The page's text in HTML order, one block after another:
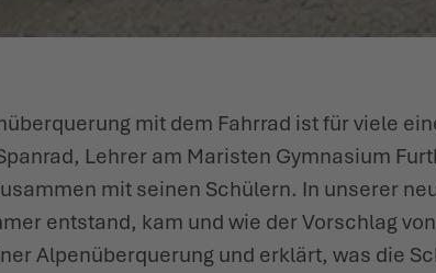
mit dem Fahrrad ist für viele
Lehrer am Maristen Gymnasium
mit seinen Schülern. In unserer
entstand, kam und wie der Vorschlag
Alpen­über­querung und erklärt, was die